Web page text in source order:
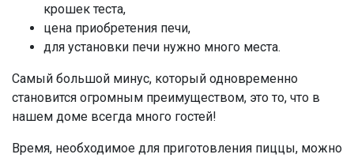
крошек теста,
цена приобретения печи,
для установки печи нужно много места.
Самый большой минус, который одновременно
становится огромным преимуществом, это то, что в
нашем доме всегда много гостей!
Время, необходимое для приготовления пиццы, можно